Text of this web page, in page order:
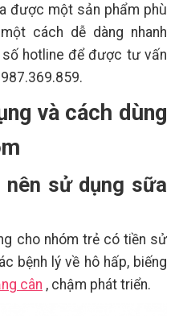
được một sản phẩm phù
cách dễ dàng nhanh
hotline để được tư vấn
và cách dùng
sử dụng sữa
cho nhóm trẻ có tiền sử
bệnh lý về hô hấp, biếng
cân , chậm phát triển.